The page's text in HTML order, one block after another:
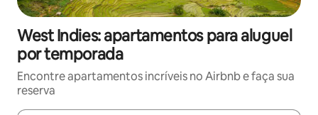
West Indies: apartamentos para aluguel
por temporada
Encontre apartamentos incríveis no Airbnb e faça sua
reserva